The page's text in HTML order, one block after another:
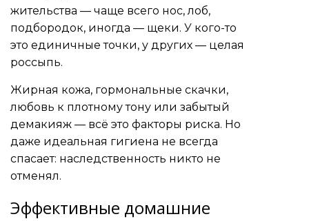
жительства — чаще всего нос, лоб,
подбородок, иногда — щеки. У кого-то
это единичные точки, у других — целая
россыпь.
Жирная кожа, гормональные скачки,
любовь к плотному тону или забытый
демакияж — всё это факторы риска. Но
даже идеальная гигиена не всегда
спасает: наследственность никто не
отменял.
Эффективные домашние